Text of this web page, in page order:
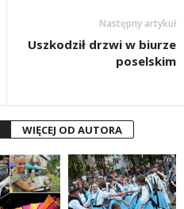
Następny artykuł
Uszkodził drzwi w biurze
poselskim
WIĘCEJ OD AUTORA